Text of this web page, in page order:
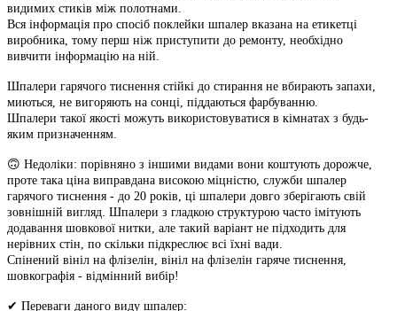
видимих ​​стиків між полотнами.
Вся інформація про спосіб поклейки шпалер вказана на етикетці
виробника, тому перш ніж приступити до ремонту, необхідно
вивчити інформацію на ній.
Шпалери гарячого тиснення стійкі до стирання не вбирають запахи,
миються, не вигоряють на сонці, піддаються фарбуванню.
Шпалери такої якості можуть використовуватися в кімнатах з будь-
яким призначенням.
🙃 Недоліки: порівняно з іншими видами вони коштують дорожче,
проте така ціна виправдана високою міцністю, служби шпалер
гарячого тиснення - до 20 років, ці шпалери довго зберігають свій
зовнішній вигляд. Шпалери з гладкою структурою часто імітують
додавання шовкової нитки, але такий варіант не підходить для
нерівних стін, по скільки підкреслює всі їхні вади.
Спінений вініл на флізелін, вініл на флізелін гаряче тиснення,
шовкографія - відмінний вибір!
✔ Переваги даного виду шпалер: